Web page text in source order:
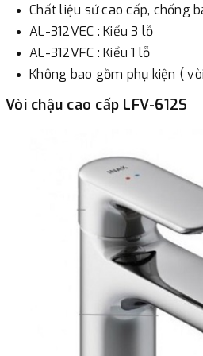
Chất liệu sứ cao cấp, chống
AL-312VEC : Kiểu 3 lỗ
AL-312VFC : Kiểu 1 lỗ
Không bao gồm phụ kiện (
Vòi chậu cao cấp LFV-612S